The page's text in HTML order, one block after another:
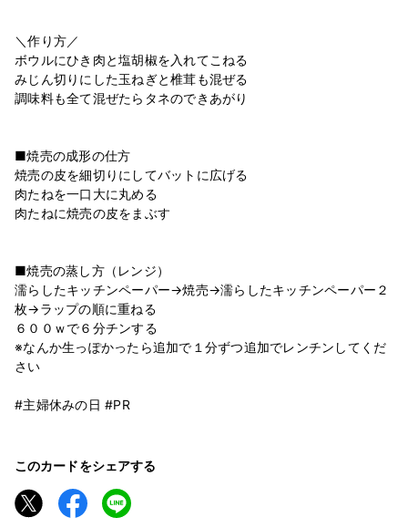
＼作り方／
ボウルにひき肉と塩胡椒を入れてこねる
みじん切りにした玉ねぎと椎茸も混ぜる
調味料も全て混ぜたらタネのできあがり
■焼売の成形の仕方
焼売の皮を細切りにしてバットに広げる
肉たねを一口大に丸める
肉たねに焼売の皮をまぶす
■焼売の蒸し方（レンジ）
濡らしたキッチンペーパー→焼売→濡らしたキッチンペーパー２
枚→ラップの順に重ねる
６００ｗで６分チンする
※なんか生っぽかったら追加で１分ずつ追加でレンチンしてくだ
さい
#主婦休みの日 #PR
このカードをシェアする